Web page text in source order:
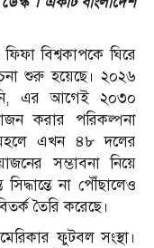
বিশ্বকাপকে ঘিরে
শুরু হয়েছে। ২০২৬
এর আগেই ২০৩০
করার পরিকল্পনা
এখন ৪৮ দলের
সম্ভাবনা নিয়ে
না পৌঁছালেও
তৈরি করেছে।
ফুটবল সংস্থা।